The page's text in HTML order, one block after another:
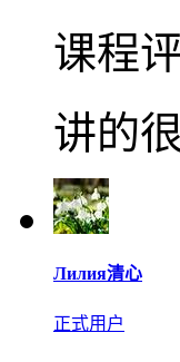
课程
讲的
Лилия清心
正式用户